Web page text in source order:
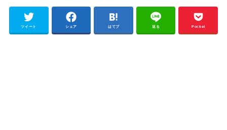
ツイート シェア はてブ 送る Pocket